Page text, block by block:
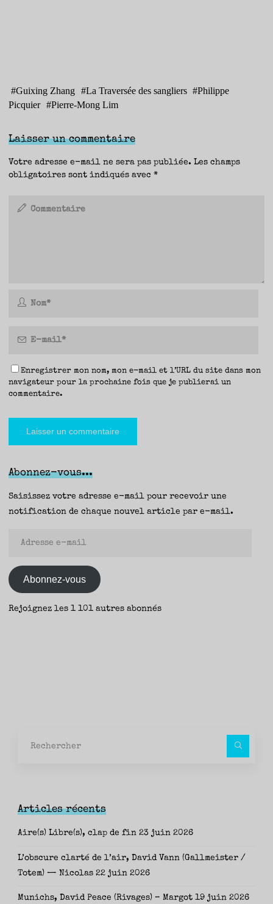
#Guixing Zhang #La Traversée des sangliers #Philippe
Picquier #Pierre-Mong Lim
Laisser un commentaire
Votre adresse e-mail ne sera pas publiée. Les champs
obligatoires sont indiqués avec*
Enregistrer mon nom, mon e-mail et l’URL du site dans mon
navigateur pour la prochaine fois que je publierai un
commentaire.
Abonnez-vous...
Saisissez votre adresse e-mail pour recevoir une
notification de chaque nouvel article par e-mail.
mail
Abonnez-vous
Rejoignez les 1 101 autres abonnés
Articles récents
Aire(s) Libre(s), clap de fin 23 juin 2026
L’obscure clarté de l’air, David Vann (Gallmeister /
Totem) — Nicolas 22 juin 2026
Munichs, David Peace (Rivages) – Margot 19 juin 2026